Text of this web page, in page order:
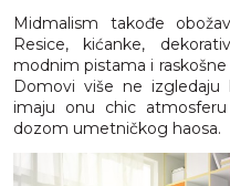
Midmalism takođe
Resice, kićanke,
modnim pistama i raskošne
Domovi više ne izgledaju
imaju onu chic
dozom umetničkog haosa.